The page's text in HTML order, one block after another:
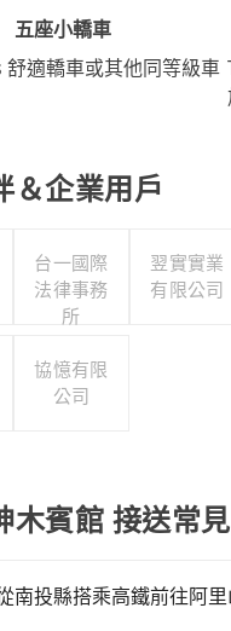
五座小轎車
適轎車或其他同等級車
＆企業用戶
台一國際
法律事務
所
翌實實業
有限公司
協憶有限
公司
木賓館 接送常
南投縣搭乘高鐵前往阿